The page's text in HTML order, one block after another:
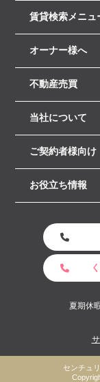
賃貸検索メニュ
オーナー様へ
不動産売買
当社について
ご契約者様向け
お役立ち情報
夏期休
センチュ